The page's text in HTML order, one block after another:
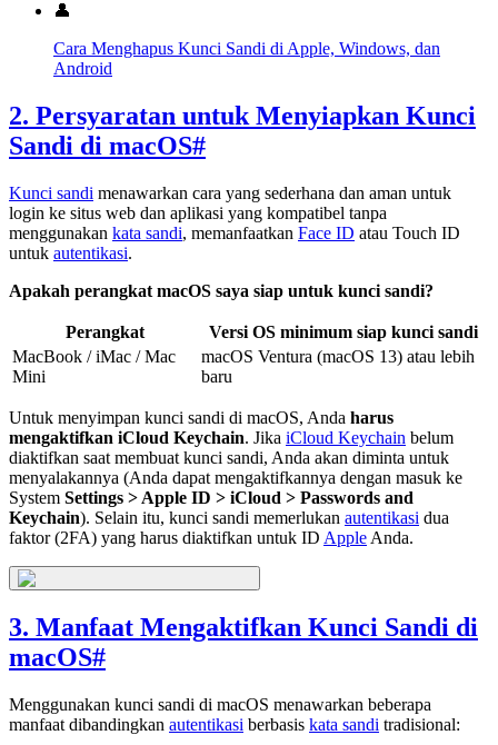
👤
Cara Menghapus Kunci Sandi di Apple, Windows, dan
Android
2. Persyaratan untuk Menyiapkan Kunci
Sandi di macOS#
Kunci sandi menawarkan cara yang sederhana dan aman untuk
login ke situs web dan aplikasi yang kompatibel tanpa
menggunakan kata sandi, memanfaatkan Face ID atau Touch ID
untuk autentikasi.
Apakah perangkat macOS saya siap untuk kunci sandi?
Perangkat
Versi OS minimum siap kunci sandi
MacBook / iMac / Mac
Mini
macOS Ventura (macOS 13) atau lebih
baru
Untuk menyimpan kunci sandi di macOS, Anda harus
mengaktifkan iCloud Keychain. Jika iCloud Keychain belum
diaktifkan saat membuat kunci sandi, Anda akan diminta untuk
menyalakannya (Anda dapat mengaktifkannya dengan masuk ke
System Settings > Apple ID > iCloud > Passwords and
Keychain). Selain itu, kunci sandi memerlukan autentikasi dua
faktor (2FA) yang harus diaktifkan untuk ID Apple Anda.
3. Manfaat Mengaktifkan Kunci Sandi di
macOS#
Menggunakan kunci sandi di macOS menawarkan beberapa
manfaat dibandingkan autentikasi berbasis kata sandi tradisional: